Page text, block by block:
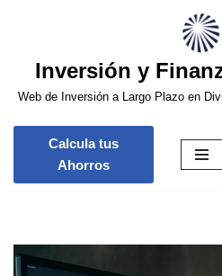
contenido
Inversión y
Web de Inversión a Largo Plazo en
Calcula tus
Ahorros